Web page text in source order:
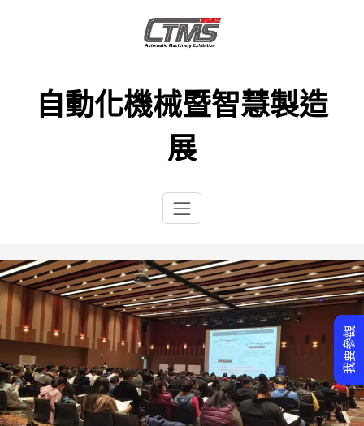
自動化機械暨智慧製造
展
我要參觀